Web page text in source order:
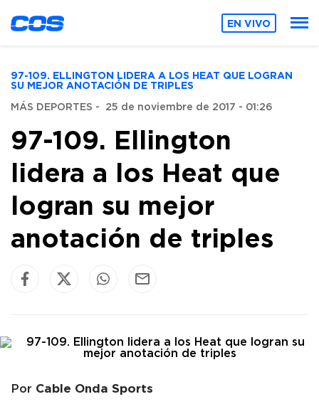
EN VIVO
97-109. ELLINGTON LIDERA A LOS HEAT QUE LOGRAN
SU MEJOR ANOTACIÓN DE TRIPLES
MÁS DEPORTES - 25 de noviembre de 2017 - 01:26
97-109. Ellington
lidera a los Heat que
logran su mejor
anotación de triples
Por Cable Onda Sports